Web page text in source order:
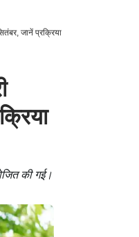
जानें प्रक्रिया
की गई।